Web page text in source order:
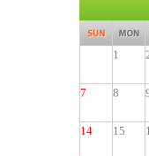
1
7 8
14 15